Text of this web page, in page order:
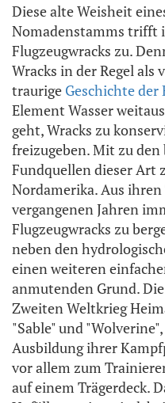
Diese alte Weisheit
Nomadenstamms trifft
Flugzeugwracks zu.
Wracks in der Regel als
traurige Geschichte der
Element Wasser
geht, Wracks zu
freizugeben. Mit zu
Fundquellen dieser Art
Nordamerika. Aus
vergangenen Jahren
Flugzeugwracks zu
neben den
einen weiteren
anmutenden Grund.
Zweiten Weltkrieg
"Sable" und
Ausbildung ihrer
vor allem zum
auf einem Trägerdeck.